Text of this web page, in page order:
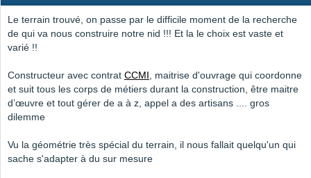
Le terrain trouvé, on passe par le difficile moment de la recherche
de qui va nous construire notre nid !!! Et la le choix est vaste et
varié !!
Constructeur avec contrat CCMI, maitrise d'ouvrage qui coordonne
et suit tous les corps de métiers durant la construction, être maitre
d’œuvre et tout gérer de a à z, appel a des artisans .... gros
dilemme
Vu la géométrie très spécial du terrain, il nous fallait quelqu'un qui
sache s'adapter à du sur mesure